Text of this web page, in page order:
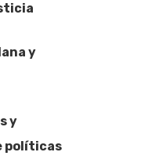
y
y
políticas